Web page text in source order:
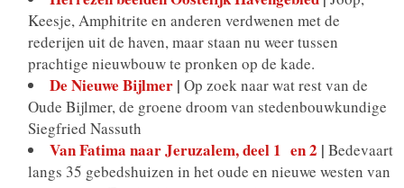
Keesje, Amphitrite en anderen verdwenen met de
rederijen uit de haven, maar staan nu weer tussen
prachtige nieuwbouw te pronken op de kade.
De Nieuwe Bijlmer | Op zoek naar wat rest van de
Oude Bijlmer, de groene droom van stedenbouwkundige
Siegfried Nassuth
Van Fatima naar Jeruzalem, deel 1 en 2 | Bedevaart
langs 35 gebedshuizen in het oude en nieuwe westen van